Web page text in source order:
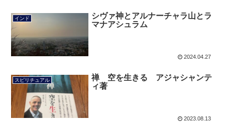
インド
シヴァ神とアルナーチャラ山とラ
マナアシュラム
2024.04.27
スピリチュアル
禅 空を生きる アジャシャンテ
ィ著
2023.08.13